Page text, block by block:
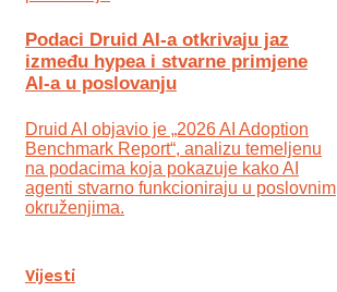
Podaci Druid AI-a otkrivaju jaz
između hypea i stvarne primjene
AI-a u poslovanju
Druid AI objavio je „2026 AI Adoption
Benchmark Report“, analizu temeljenu
na podacima koja pokazuje kako AI
agenti stvarno funkcioniraju u poslovnim
okruženjima.
Vijesti